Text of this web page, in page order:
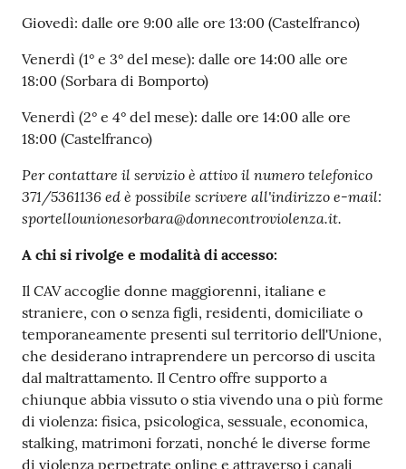
Giovedì: dalle ore 9:00 alle ore 13:00 (Castelfranco)
Venerdì (1° e 3° del mese): dalle ore 14:00 alle ore
18:00 (Sorbara di Bomporto)
Venerdì (2° e 4° del mese): dalle ore 14:00 alle ore
18:00 (Castelfranco)
Per contattare il servizio è attivo il numero telefonico
371/5361136 ed è possibile scrivere all'indirizzo e-mail:
sportellounionesorbara@donnecontroviolenza.it.
A chi si rivolge e modalità di accesso:
Il CAV accoglie donne maggiorenni, italiane e
straniere, con o senza figli, residenti, domiciliate o
temporaneamente presenti sul territorio dell'Unione,
che desiderano intraprendere un percorso di uscita
dal maltrattamento. Il Centro offre supporto a
chiunque abbia vissuto o stia vivendo una o più forme
di violenza: fisica, psicologica, sessuale, economica,
stalking, matrimoni forzati, nonché le diverse forme
di violenza perpetrate online e attraverso i canali